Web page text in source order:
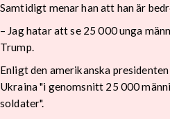
Samtidigt menar han att han är
– Jag hatar att se 25 000 unga
Trump.
Enligt den amerikanska
Ukraina "i genomsnitt 25 000
soldater".